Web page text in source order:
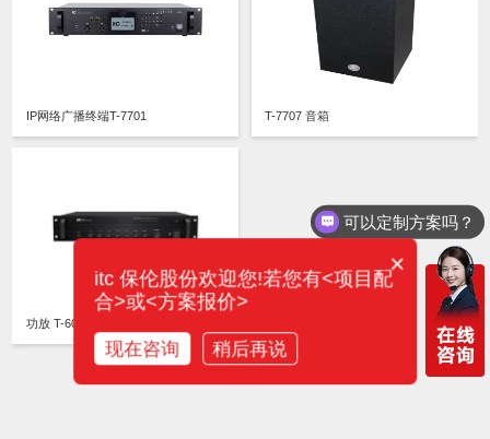
IP网络广播终端T-7701 T-7707 音箱
可以定制方案吗？
×
itc 保伦股份欢迎您!若您有<项目配
合>或<方案报价>
现在咨询 稍后再说